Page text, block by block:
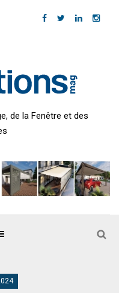
de la Fenêtre et des